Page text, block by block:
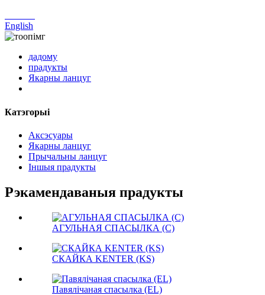
English
дадому
прадукты
Якарны ланцуг
Катэгорыі
Аксэсуары
Якарны ланцуг
Прычальны ланцуг
Іншыя прадукты
Рэкамендаваныя прадукты
АГУЛЬНАЯ СПАСЫЛКА (C)
СКАЙКА KENTER (KS)
Павялічаная спасылка (EL)